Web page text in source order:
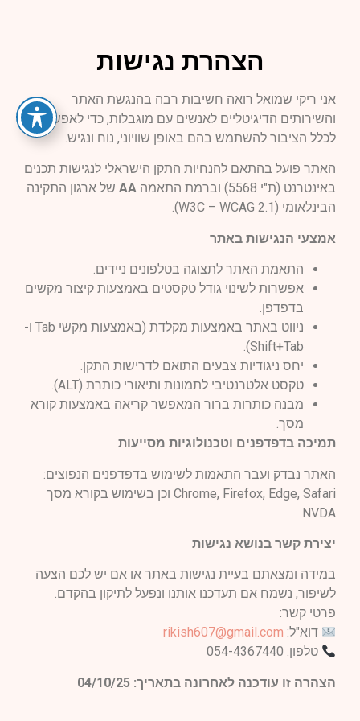
הצהרת נגישות
אני ריקי שמואל רואה חשיבות רבה בהנגשת האתר
והשירותים הדיגיטליים לאנשים עם מוגבלות, כדי לאפשר
לכלל הציבור להשתמש בהם באופן שוויוני, נוח ונגיש.
האתר פועל בהתאם להנחיות התקן הישראלי לנגישות תכנים
באינטרנט (ת"י 5568) וברמת התאמה
AA של ארגון התקינה
הבינלאומי (W3C – WCAG 2.1).
אמצעי הנגישות באתר
התאמת האתר לתצוגה בטלפונים ניידים.
אפשרות לשינוי גודל טקסטים באמצעות קיצור מקשים
בדפדפן.
ניווט באתר באמצעות מקלדת (באמצעות מקשי Tab ו-
Shift+Tab).
יחס ניגודיות צבעים התואם לדרישות התקן.
טקסט אלטרנטיבי לתמונות ותיאורי כותרת (ALT).
מבנה כותרות ברור המאפשר קריאה באמצעות קורא
מסך.
תמיכה בדפדפנים וטכנולוגיות מסייעות
האתר נבדק ועבר התאמות לשימוש בדפדפנים הנפוצים:
Chrome, Firefox, Edge, Safari וכן בשימוש בקורא מסך
NVDA.
יצירת קשר בנושא נגישות
במידה ומצאתם בעיית נגישות באתר או אם יש לכם הצעה
לשיפור, נשמח אם תעדכנו אותנו ונפעל לתיקון בהקדם.
פרטי קשר:
דוא"ל: rikish607@gmail.com
טלפון: 054-4367440
הצהרה זו עודכנה לאחרונה בתאריך: 04/10/25